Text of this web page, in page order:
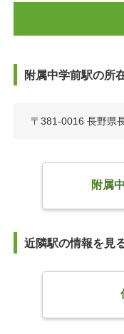
附属中学前駅の所
〒381-0016 長野県
附属
近隣駅の情報を見